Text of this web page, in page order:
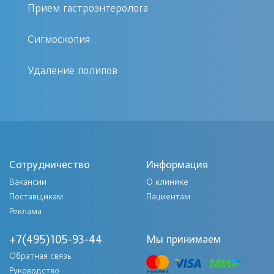
Полипы и кисты
ЖКТ
Как проходит процедура
зонд через рот или анальное
отверстие в зависимости от
легкая анестезия для максимального
комфорта. Биопсия занимает около
Прием гастроэнтеролога
Сигмоскопия
Удаление полипов
Сотрудничество
Вакансии
Поставщикам
Реклама
Информация
О клинике
Пациентам
+7(495)105-93-44
Обратная связь
Руководство
Мы принимаем